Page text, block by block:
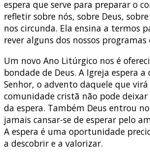
espera que serve para preparar o
refletir sobre nós, sobre Deus,
nos circunda. Ela ensina a termos
rever alguns dos nossos programas
Um novo Ano Litúrgico nos é
bondade de Deus. A Igreja espera a
Senhor, o advento daquele que
comunidade cristã não pode
da espera. Também Deus entrou
jamais cansar-se de esperar pelo
A espera é uma oportunidade
a descobrir e a valorizar.